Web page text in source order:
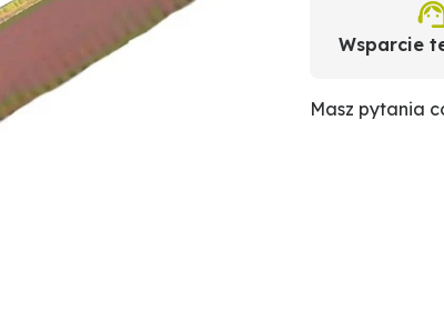
Wsparcie
Masz pytania